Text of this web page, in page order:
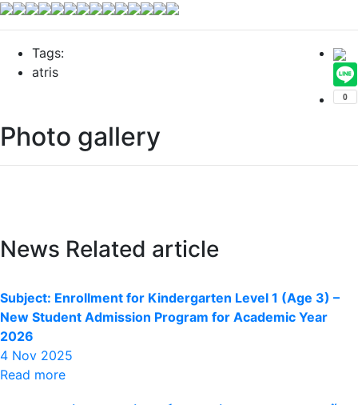
Tags:
atris
Photo gallery
News Related article
Subject: Enrollment for Kindergarten Level 1 (Age 3) –
New Student Admission Program for Academic Year
2026
4 Nov 2025
Read more